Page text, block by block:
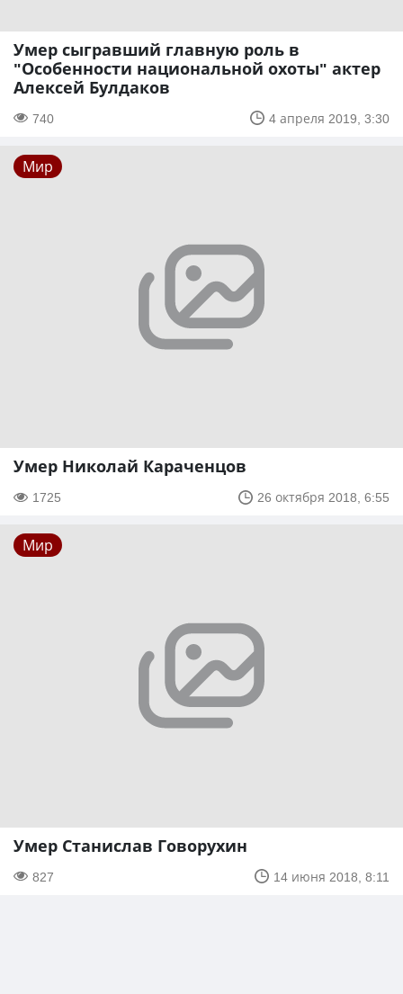
Умер сыгравший главную роль в
"Особенности национальной охоты" актер
Алексей Булдаков
740 4 апреля 2019, 3:30
Мир
Умер Николай Караченцов
1725 26 октября 2018, 6:55
Мир
Умер Станислав Говорухин
827 14 июня 2018, 8:11